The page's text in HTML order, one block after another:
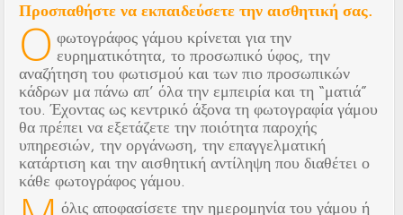
Προσπαθήστε να εκπαιδεύσετε την αισθητική σας.
Ο φωτογράφος γάμου κρίνεται για την
ευρηματικότητα, το προσωπικό ύφος, την
αναζήτηση του φωτισμού και των πιο προσωπικών
κάδρων μα πάνω απ’ όλα την εμπειρία και τη “ματιά”
του. Έχοντας ως κεντρικό άξονα τη φωτογραφία γάμου
θα πρέπει να εξετάζετε την ποιότητα παροχής
υπηρεσιών, την οργάνωση, την επαγγελματική
κατάρτιση και την αισθητική αντίληψη που διαθέτει ο
κάθε φωτογράφος γάμου.
όλις αποφασίσετε την ημερομηνία του γάμου ή